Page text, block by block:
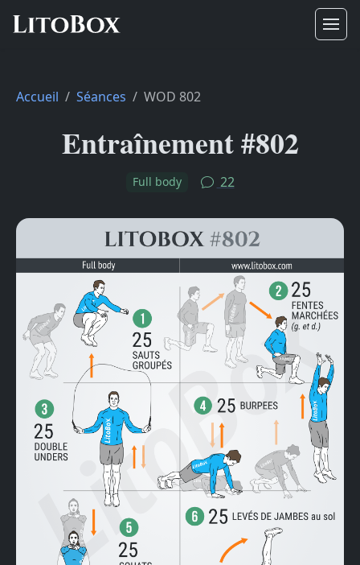
Accueil Séances WOD 802
Entraînement #802
Full body 22